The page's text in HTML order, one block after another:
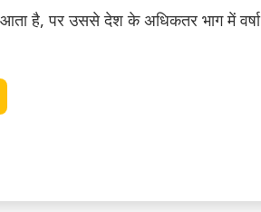
है, पर उससे देश के अधिकतर भाग में वर्षा